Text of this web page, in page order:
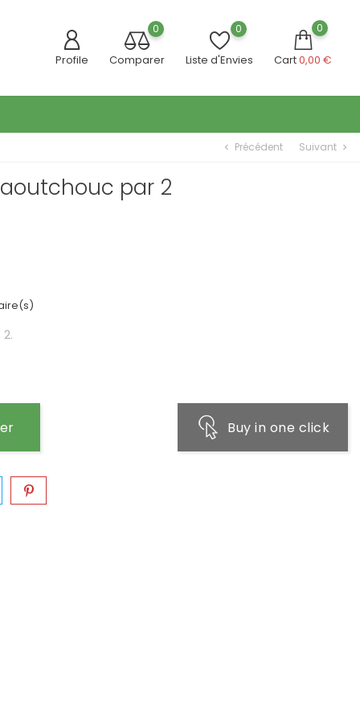
Profile
0
Comparer
0
Liste d'Envies
0
Cart0,00 €
chevron_left Précédent Suivant chevron_right
par 2
Buy in one click